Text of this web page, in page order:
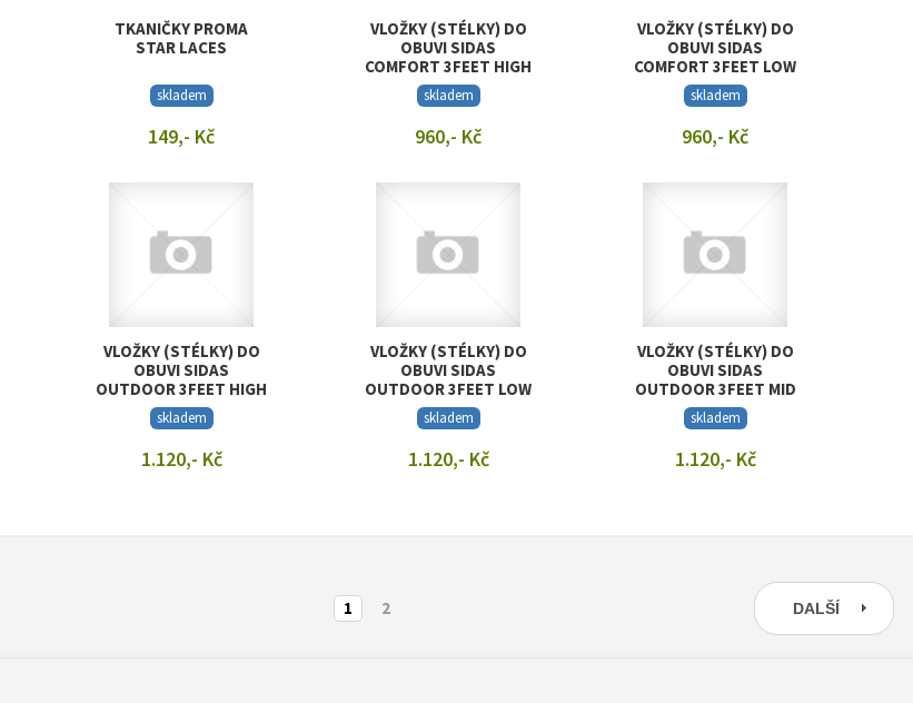
TKANIČKY PROMA
STAR LACES
skladem
149,- Kč
VLOŽKY (STÉLKY) DO
OBUVI SIDAS
COMFORT 3FEET HIGH
skladem
960,- Kč
VLOŽKY (STÉLKY) DO
OBUVI SIDAS
COMFORT 3FEET LOW
skladem
960,- Kč
VLOŽKY (STÉLKY) DO
OBUVI SIDAS
OUTDOOR 3FEET HIGH
skladem
1.120,- Kč
VLOŽKY (STÉLKY) DO
OBUVI SIDAS
OUTDOOR 3FEET LOW
skladem
1.120,- Kč
VLOŽKY (STÉLKY) DO
OBUVI SIDAS
OUTDOOR 3FEET MID
skladem
1.120,- Kč
1 2 DALŠÍ